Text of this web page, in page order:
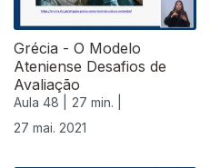
Grécia - O Modelo
Ateniense Desafios de
Avaliação
Aula 48 |
27 min. |
27 mai. 2021